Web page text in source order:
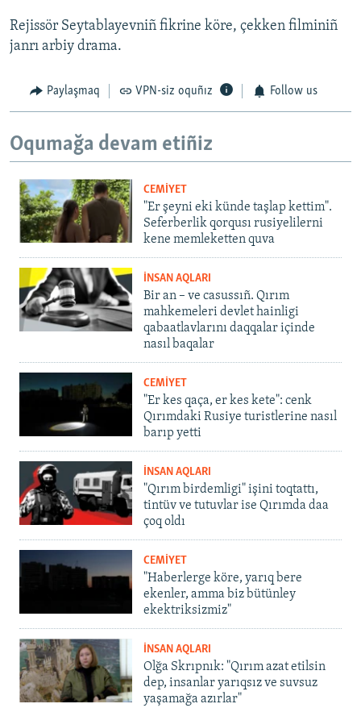
Rejissör Seytablayevniñ fikrine köre, çekken filminiñ
janrı arbiy drama.
Paylaşmaq VPN-siz oquñız Follow us
Oqumağa devam etiñiz
CEMİYET
"Er şeyni eki künde taşlap kettim".
Seferberlik qorqusı rusiyelilerni
kene memleketten quva
İNSAN AQLARI
Bir an – ve casussıñ. Qırım
mahkemeleri devlet hainligi
qabaatlavlarını daqqalar içinde
nasıl baqalar
CEMİYET
"Er kes qaça, er kes kete": cenk
Qırımdaki Rusiye turistlerine nasıl
barıp yetti
İNSAN AQLARI
"Qırım birdemligi" işini toqtattı,
tintüv ve tutuvlar ise Qırımda daa
çoq oldı
CEMİYET
"Haberlerge köre, yarıq bere
ekenler, amma biz bütünley
ekektriksizmiz"
İNSAN AQLARI
Olğa Skrıpnık: "Qırım azat etilsin
dep, insanlar yarıqsız ve suvsuz
yaşamağa azırlar"